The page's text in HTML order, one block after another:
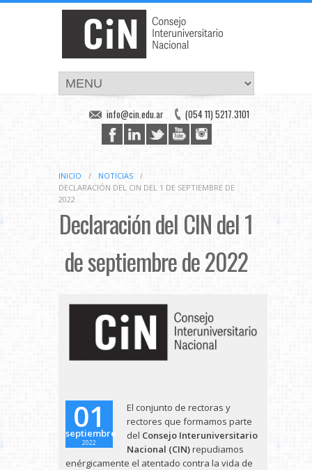
(054 11) 5217.3101
info@cin.edu.ar
INICIO / NOTICIAS
/
DECLARACIÓN DEL CIN DEL 1 DE SEPTIEMBRE DE
2022
Declaración del CIN del 1
de septiembre de 2022
01
septiembre
2022
El conjunto de rectoras y
rectores que formamos parte
del Consejo Interuniversitario
Nacional (CIN)repudiamos
enérgicamente el atentado contra la vida de